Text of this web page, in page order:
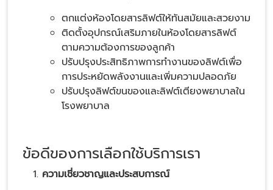
ตกแต่งห้องโดยสารลิฟต์ให้ทันสมัยและสวยงาม
ติดตั้งอุปกรณ์เสริมภายในห้องโดยสารลิฟต์
ตามความต้องการของลูกค้า
ปรับปรุงประสิทธิภาพการทำงานของลิฟต์เพื่อ
การประหยัดพลังงานและเพิ่มความปลอดภัย
ปรับปรุงลิฟต์ขนของและลิฟต์เตียงพยาบาลใน
โรงพยาบาล
ข้อดีของการเลือกใช้บริการเรา
ความเชี่ยวชาญและประสบการณ์